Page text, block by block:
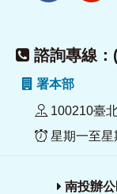
諮詢專線
署本部
100210臺
星期一至星
南投辦